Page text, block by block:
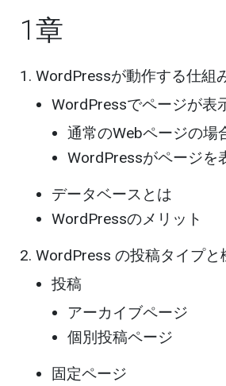
1章
WordPressが動作する仕組
WordPressでページが表
通常のWebページの場
WordPressがページを
データベースとは
WordPressのメリット
WordPress の投稿タイプと
投稿
アーカイブページ
個別投稿ページ
固定ページ